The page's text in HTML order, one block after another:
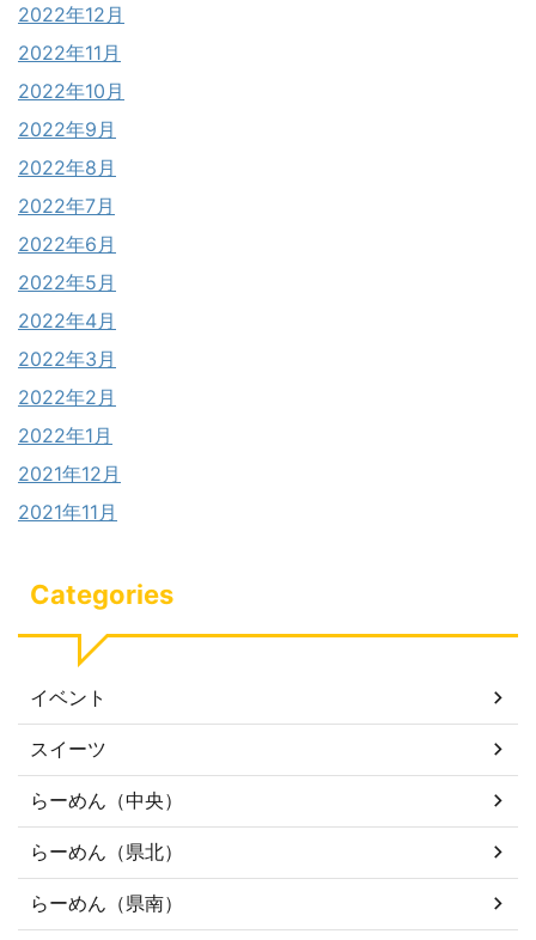
2022年12月
2022年11月
2022年10月
2022年9月
2022年8月
2022年7月
2022年6月
2022年5月
2022年4月
2022年3月
2022年2月
2022年1月
2021年12月
2021年11月
Categories
イベント
スイーツ
らーめん（中央）
らーめん（県北）
らーめん（県南）